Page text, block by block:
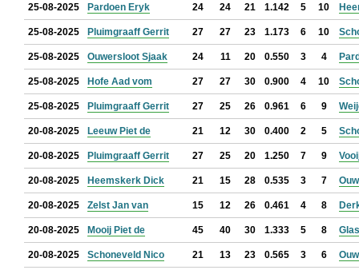
25-08-2025 Pardoen Eryk 24 24 21 1.142 5 10
25-08-2025 Pluimgraaff Gerrit 27 27 23 1.173 6 10
25-08-2025 Ouwersloot Sjaak 24 11 20 0.550 3 4
25-08-2025 Hofe Aad vom 27 27 30 0.900 4 10
25-08-2025 Pluimgraaff Gerrit 27 25 26 0.961 6 9
20-08-2025 Leeuw Piet de 21 12 30 0.400 2 5
20-08-2025 Pluimgraaff Gerrit 27 25 20 1.250 7 9
20-08-2025 Heemskerk Dick 21 15 28 0.535 3 7
20-08-2025 Zelst Jan van 15 12 26 0.461 4 8
20-08-2025 Mooij Piet de 45 40 30 1.333 5 8
20-08-2025 Schoneveld Nico 21 13 23 0.565 3 6